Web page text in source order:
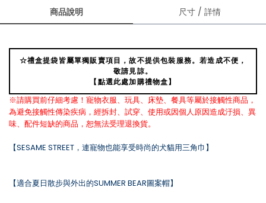
商品說明 尺寸 / 詳情
☆禮盒提袋皆屬單獨販賣項目，故不提供包裝服務。若造成不便，
敬請見諒。
【點選此處加購禮物盒】
※請購買前仔細考慮！寵物衣服、玩具、床墊、餐具等屬於接觸性商品，
為避免接觸性傳染疾病，經拆封、試穿、使用或因個人原因造成汙損、異
味、配件短缺的商品，恕無法受理退換貨。
【SESAME STREET，連寵物也能享受時尚的犬貓用三角巾】
【適合夏日散步與外出的SUMMER BEAR圖案帽】